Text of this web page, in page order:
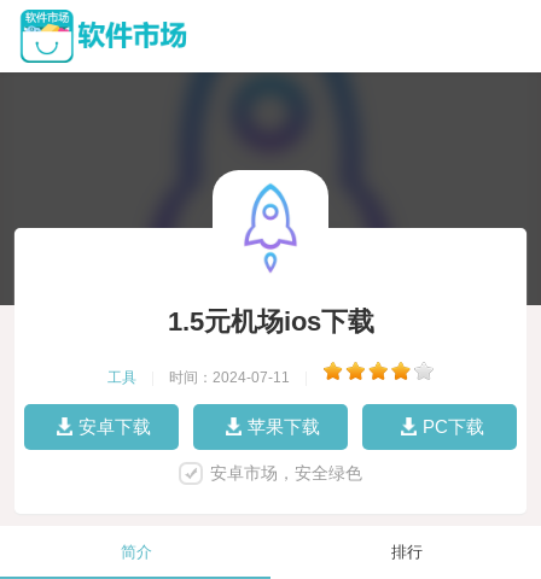
1.5元机场ios下载
工具 时间：2024-07-11
安卓下载 苹果下载 PC下载
安卓市场，安全绿色
简介 排行